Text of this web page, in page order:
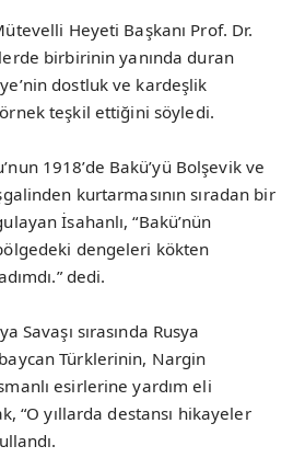
Heyeti Başkanı Prof. Dr.
birbirinin yanında duran
dostluk ve kardeşlik
teşkil ettiğini söyledi.
1918’de Bakü’yü Bolşevik ve
kurtarmasının sıradan bir
İsahanlı, “Bakü’nün
dengeleri kökten
dedi.
Savaşı sırasında Rusya
Türklerinin, Nargin
esirlerine yardım eli
“O yıllarda destansı hikayeler